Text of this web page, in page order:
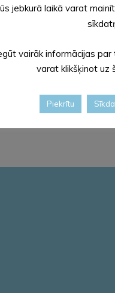
klases
2025./2026. gada
2025./2026. gada
jebkurā laikā varat
vairāk informācijas
varat klikšķinot uz
Piekrītu